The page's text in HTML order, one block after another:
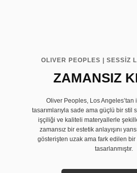
OLIVER PEOPLES | SESSİZ
ZAMANSIZ
Oliver Peoples, Los Angeles’tan
tasarımlarıyla sade ama güçlü bir stil
işçiliği ve kaliteli materyallerle
zamansız bir estetik anlayışını
gösterişten uzak ama fark edilen bir
tasarlanmıştır.